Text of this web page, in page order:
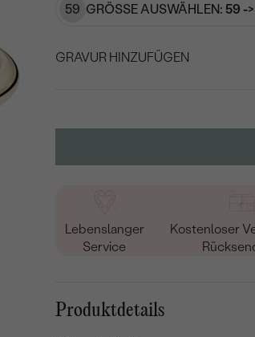
59 GRÖSSE AUSWÄHLEN: 59 -
GRAVUR HINZUFÜGEN
Geben Sie Initialen/Text ein
Lebenslanger
Service
Kostenloser
Produktdetails